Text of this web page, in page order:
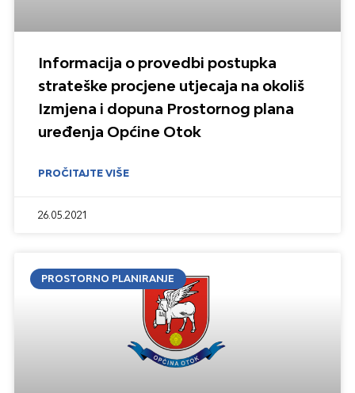
Informacija o provedbi postupka
strateške procjene utjecaja na okoliš
Izmjena i dopuna Prostornog plana
uređenja Općine Otok
PROČITAJTE VIŠE
26.05.2021
PROSTORNO PLANIRANJE